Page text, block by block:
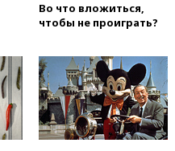
Во что вложиться,
чтобы не проиграть?